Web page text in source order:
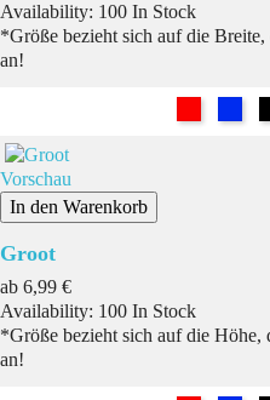
Availability: 100 In Stock
*Größe bezieht sich auf die
an!
Vorschau
In den Warenkorb
Groot
ab Preis
6,99 €
Availability: 100 In Stock
*Größe bezieht sich auf die Höhe,
an!